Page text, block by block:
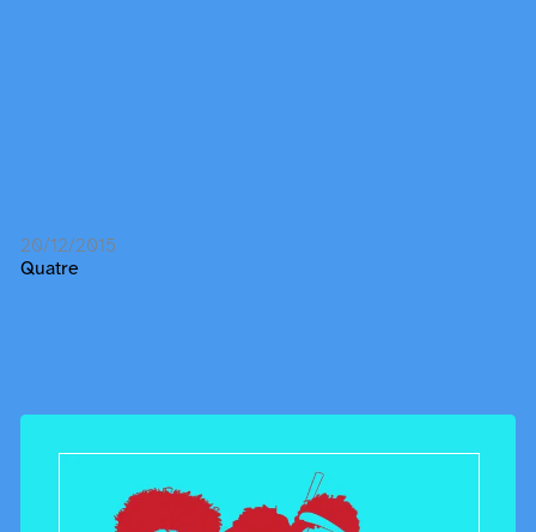
20/12/2015
Quatre